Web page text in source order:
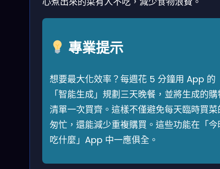
專業提示
想要最大化效率？每週花 5 分鐘用 App 的
「智能生成」規劃三天晚餐，並將生成的購
清單一次買齊。這樣不僅避免每天臨時買菜
匆忙，還能減少重複購買。這些功能在「今
吃什麼」App 中一應俱全。